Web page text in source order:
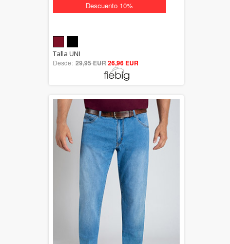
Descuento 10%
out of 5
Talla UNI
Desde: 29,95 EUR26,96 EUR